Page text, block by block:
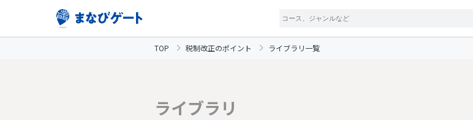
TOP 税制改正のポイント ライブラリ一覧
ライブラリ